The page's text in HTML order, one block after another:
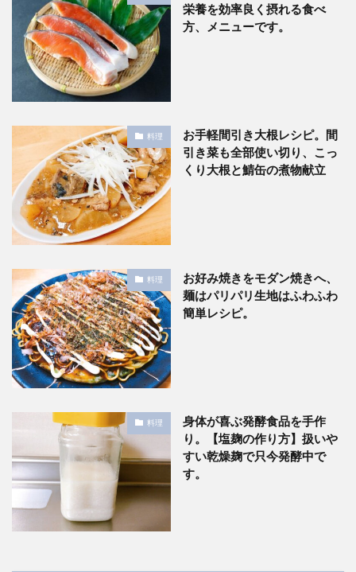
栄養を効率良く摂れる食べ
方、メニューです。
料理
お手軽間引き大根レシピ。間
引き菜も全部使い切り、こっ
くり大根と鯖缶の煮物献立
料理
お好み焼きをモダン焼きへ、
麺はパリパリ生地はふわふわ
簡単レシピ。
料理
身体が喜ぶ発酵食品を手作
り。【塩麹の作り方】扱いや
すい乾燥麹で只今発酵中で
す。